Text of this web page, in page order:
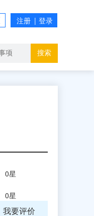
搜索
0星
0星
我要评价